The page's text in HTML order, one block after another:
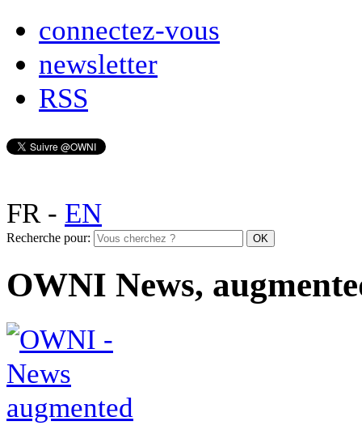
connectez-vous
newsletter
RSS
FR- EN
Recherche pour:
OWNI News,